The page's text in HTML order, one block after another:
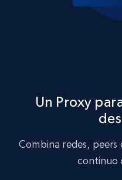
Un Proxy
Combina redes,
continuo